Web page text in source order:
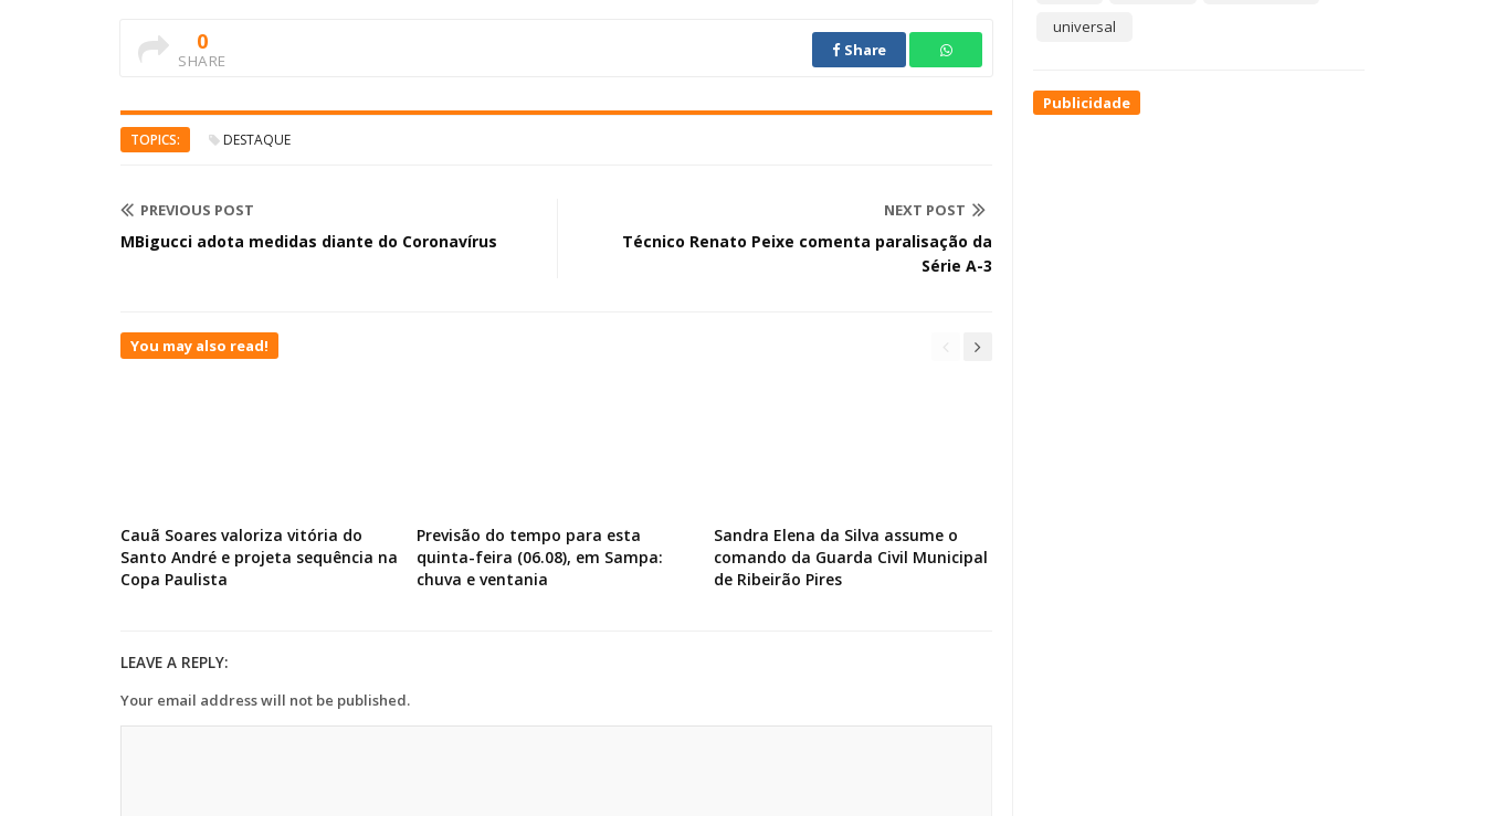
0
SHARE
Share
TOPICS: DESTAQUE
PREVIOUS POST
MBigucci adota medidas diante do Coronavírus
NEXT POST
Técnico Renato Peixe comenta paralisação da
Série A-3
You may also read!
Cauã Soares valoriza vitória do
Santo André e projeta sequência na
Copa Paulista
Previsão do tempo para esta
quinta-feira (06.08), em Sampa:
chuva e ventania
Sandra Elena da Silva assume o
comando da Guarda Civil Municipal
de Ribeirão Pires
LEAVE A REPLY:
Your email address will not be published.
universal
Publicidade